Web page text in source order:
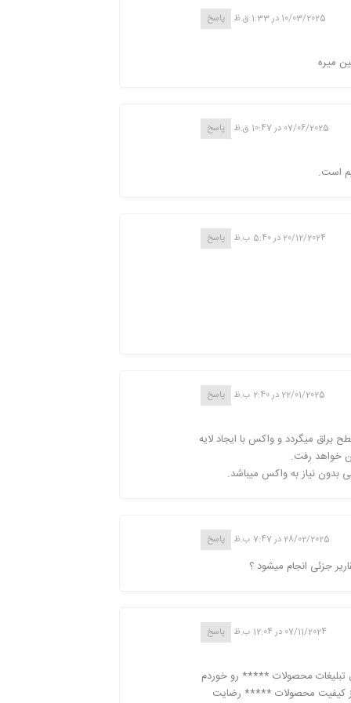
10/03/2025 در 1:33 ق.ظ پاسخ
میره
07/06/2025 در 10:47 ق.ظ پاسخ
است.
20/12/2024 در 5:40 ب.ظ پاسخ
22/01/2025 در 2:40 ب.ظ پاسخ
میگردد و واکس با ایجاد لایه
خواهد رفت.
بدون نیاز به واکس میباشد.
28/02/2025 در 7:47 ب.ظ پاسخ
جزئی انجام میشود ؟
07/11/2024 در 12:04 ب.ظ پاسخ
تبلیغات محصولات ***** رو خوردم
از کیفیت محصولات ***** رضایت